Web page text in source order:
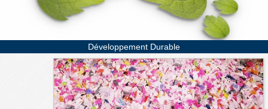
Développement Durable